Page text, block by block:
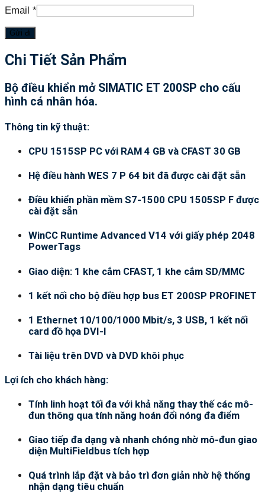
Email *
Chi Tiết Sản Phẩm
Bộ điều khiển mở SIMATIC ET 200SP cho cấu
hình cá nhân hóa.
Thông tin kỹ thuật:
CPU 1515SP PC với RAM 4 GB và CFAST 30 GB
Hệ điều hành WES 7 P 64 bit đã được cài đặt sẵn
Điều khiển phần mềm S7-1500 CPU 1505SP F được
cài đặt sẵn
WinCC Runtime Advanced V14 với giấy phép 2048
PowerTags
Giao diện: 1 khe cắm CFAST, 1 khe cắm SD/MMC
1 kết nối cho bộ điều hợp bus ET 200SP PROFINET
1 Ethernet 10/100/1000 Mbit/s, 3 USB, 1 kết nối
card đồ họa DVI-I
Tài liệu trên DVD và DVD khôi phục
Lợi ích cho khách hàng:
Tính linh hoạt tối đa với khả năng thay thế các mô-
đun thông qua tính năng hoán đổi nóng đa điểm
Giao tiếp đa dạng và nhanh chóng nhờ mô-đun giao
diện MultiFieldbus tích hợp
Quá trình lắp đặt và bảo trì đơn giản nhờ hệ thống
nhận dạng tiêu chuẩn